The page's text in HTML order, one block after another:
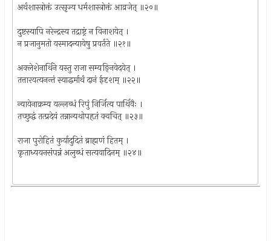
अर्थशास्त्रोक्तं उत्सृज्य धर्मशास्त्रोक्तं आव्रजेत् ॥२०॥
दुष्टस्यापि नरेन्द्रस्य तद्राष्ट्रं न विनाशयेत् ।
न प्रजानुमतो यस्मादन्यायेषु प्रवर्तते ॥२१॥
अक्लेशेनार्थिने यस्तु राजा सम्यङ्निवेदयेत् ।
तत्तारयत्यनन्तं स्याद्धर्मार्थं दानं ईदृशम् ॥२२॥
न्यायेनाक्रम्य यल्लब्धं रिपुं निर्जित्य पार्थिवैः ।
तच्छुद्धं तत्प्रदेयं तन्नान्यथोपहृतं क्वचित् ॥२३॥
राजा पुरोहितं कुर्यादुदितं ब्राह्मणं हितम् ।
कृताध्ययनसंपन्नं अलुब्धं सत्यवादिनम् ॥२४॥